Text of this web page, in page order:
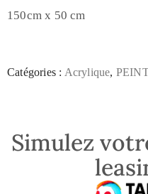
150cm x 50 cm
Catégories : Acrylique,
Simulez